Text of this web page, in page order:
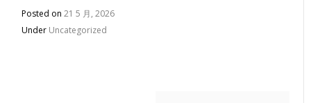
Posted on21 5 月, 2026
Under Uncategorized